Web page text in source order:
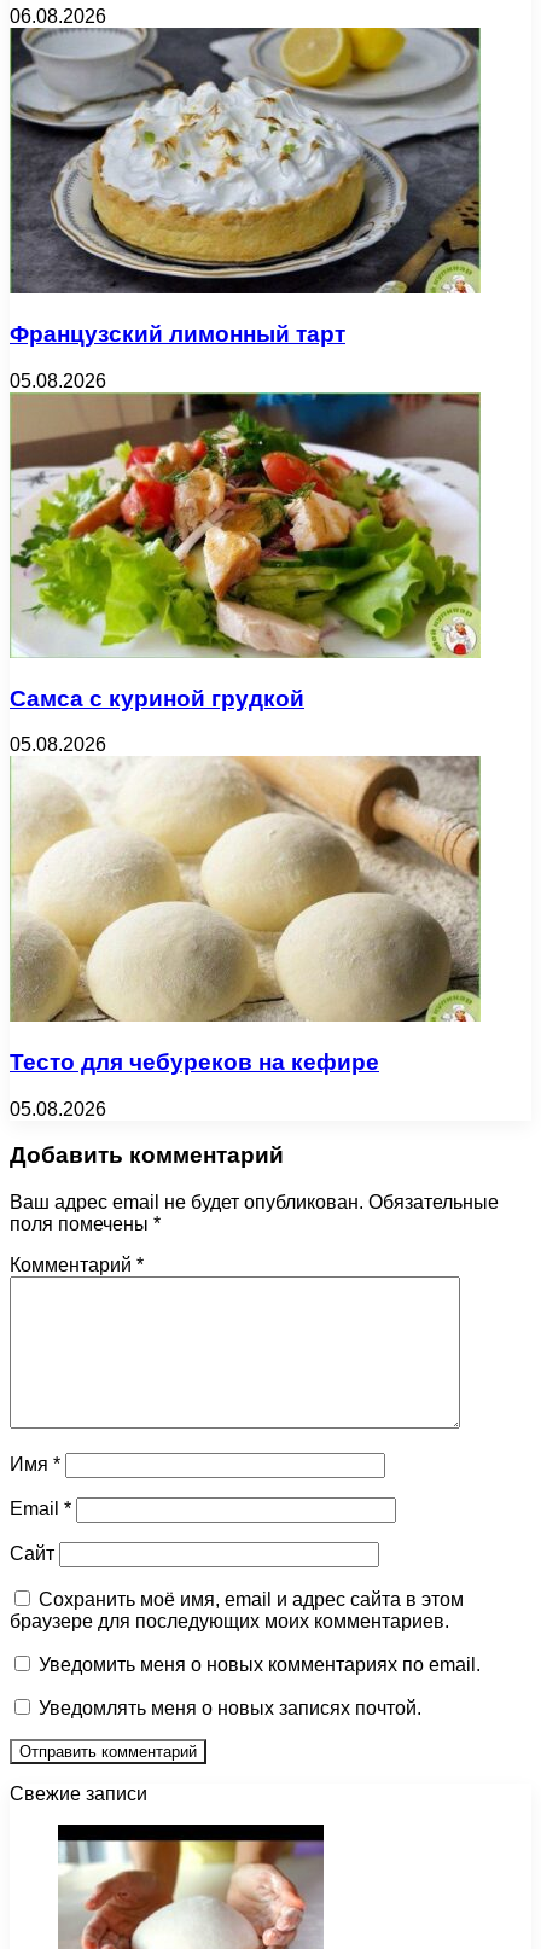
06.08.2026
Французский лимонный тарт
05.08.2026
Самса с куриной грудкой
05.08.2026
Тесто для чебуреков на кефире
05.08.2026
Добавить комментарий
Ваш адрес email не будет опубликован. Обязательные
поля помечены *
Комментарий *
Имя *
Email *
Сайт
Сохранить моё имя, email и адрес сайта в этом
браузере для последующих моих комментариев.
Уведомить меня о новых комментариях по email.
Уведомлять меня о новых записях почтой.
Свежие записи